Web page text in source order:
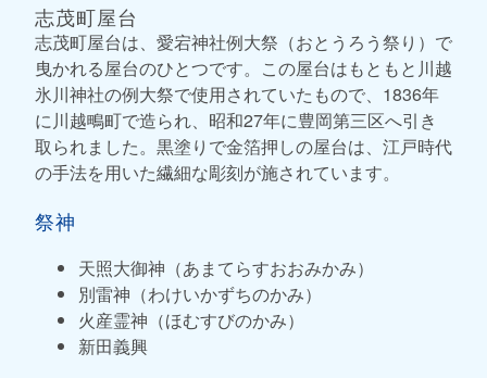
志茂町屋台
志茂町屋台は、愛宕神社例大祭（おとうろう祭り）で
曳かれる屋台のひとつです。この屋台はもともと川越
氷川神社の例大祭で使用されていたもので、1836年
に川越鴫町で造られ、昭和27年に豊岡第三区へ引き
取られました。黒塗りで金箔押しの屋台は、江戸時代
の手法を用いた繊細な彫刻が施されています。
祭神
天照大御神（あまてらすおおみかみ）
別雷神（わけいかずちのかみ）
火産霊神（ほむすびのかみ）
新田義興